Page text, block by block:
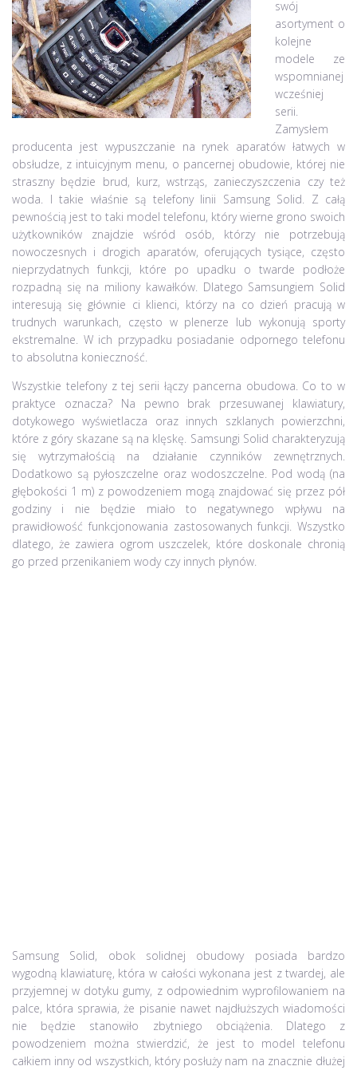
swój
asortyment o
kolejne
modele ze
wspomnianej
wcześniej
serii.
Zamysłem
producenta jest wypuszczanie na rynek aparatów łatwych w
obsłudze, z intuicyjnym menu, o pancernej obudowie, której nie
straszny będzie brud, kurz, wstrząs, zanieczyszczenia czy też
woda. I takie właśnie są telefony linii Samsung Solid. Z całą
pewnością jest to taki model telefonu, który wierne grono swoich
użytkowników znajdzie wśród osób, którzy nie potrzebują
nowoczesnych i drogich aparatów, oferujących tysiące, często
nieprzydatnych funkcji, które po upadku o twarde podłoże
rozpadną się na miliony kawałków. Dlatego Samsungiem Solid
interesują się głównie ci klienci, którzy na co dzień pracują w
trudnych warunkach, często w plenerze lub wykonują sporty
ekstremalne. W ich przypadku posiadanie odpornego telefonu
to absolutna konieczność.
Wszystkie telefony z tej serii łączy pancerna obudowa. Co to w
praktyce oznacza? Na pewno brak przesuwanej klawiatury,
dotykowego wyświetlacza oraz innych szklanych powierzchni,
które z góry skazane są na klęskę. Samsungi Solid charakteryzują
się wytrzymałością na działanie czynników zewnętrznych.
Dodatkowo są pyłoszczelne oraz wodoszczelne. Pod wodą (na
głębokości 1 m) z powodzeniem mogą znajdować się przez pół
godziny i nie będzie miało to negatywnego wpływu na
prawidłowość funkcjonowania zastosowanych funkcji. Wszystko
dlatego, że zawiera ogrom uszczelek, które doskonale chronią
go przed przenikaniem wody czy innych płynów.
Samsung Solid, obok solidnej obudowy posiada bardzo
wygodną klawiaturę, która w całości wykonana jest z twardej, ale
przyjemnej w dotyku gumy, z odpowiednim wyprofilowaniem na
palce, która sprawia, że pisanie nawet najdłuższych wiadomości
nie będzie stanowiło zbytniego obciążenia. Dlatego z
powodzeniem można stwierdzić, że jest to model telefonu
całkiem inny od wszystkich, który posłuży nam na znacznie dłużej